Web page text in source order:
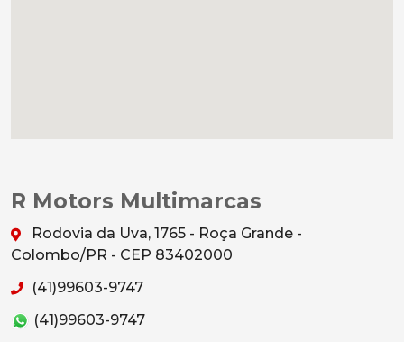
R Motors Multimarcas
Rodovia da Uva, 1765 - Roça Grande -
Colombo/PR - CEP 83402000
(41)99603-9747
(41)99603-9747